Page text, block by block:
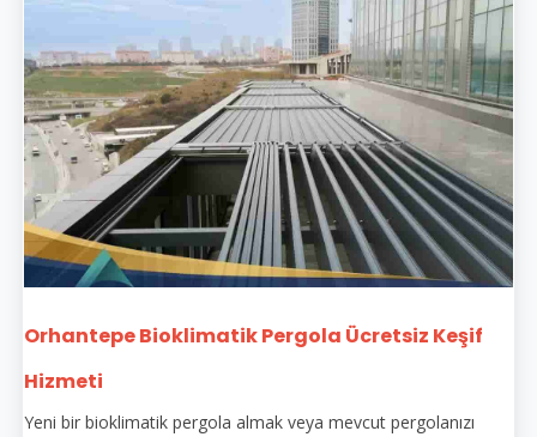
Orhantepe Bioklimatik Pergola Ücretsiz Keşif
Hizmeti
Yeni bir bioklimatik pergola almak veya mevcut pergolanızı